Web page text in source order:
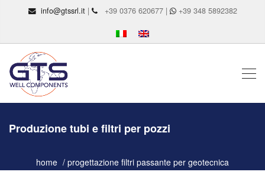
info@gtssrl.it| +39 0376 620677 | +39 348 5892382
Produzione tubi e filtri per pozzi
home progettazione filtri passante per geotecnica